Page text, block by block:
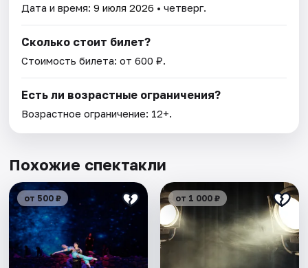
Дата и время:9 июля 2026 • четверг.
Сколько стоит билет?
Стоимость билета: от 600 ₽.
Есть ли возрастные ограничения?
Возрастное ограничение: 12+.
Похожие спектакли
от 500 ₽ от 1 000 ₽